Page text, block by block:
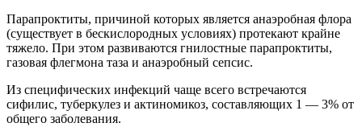
Парапроктиты, причиной которых является анаэробная флора
(существует в бескислородных условиях) протекают крайне
тяжело. При этом развиваются гнилостные парапроктиты,
газовая флегмона таза и анаэробный сепсис.
Из специфических инфекций чаще всего встречаются
сифилис, туберкулез и актиномикоз, составляющих 1 — 3% от
общего заболевания.